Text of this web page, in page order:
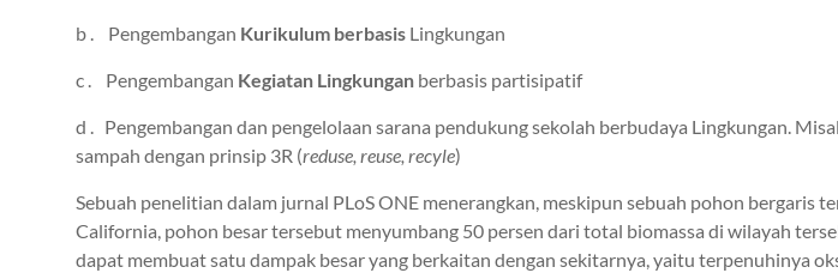
b . Pengembangan Kurikulum berbasis Lingkungan
c . Pengembangan Kegiatan Lingkungan berbasis partisipatif
d . Pengembangan dan pengelolaan sarana pendukung sekolah berbudaya Lingkungan.
sampah dengan prinsip 3R (reduse, reuse, recyle)
Sebuah penelitian dalam jurnal PLoS ONE menerangkan, meskipun sebuah pohon
California, pohon besar tersebut menyumbang 50 persen dari total biomassa di wilayah
dapat membuat satu dampak besar yang berkaitan dengan sekitarnya, yaitu terpenuhinya